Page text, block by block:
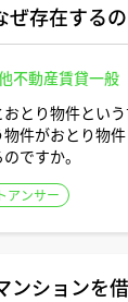
ぜ存在する
不動産賃貸一般
とり物件とい
件がおとり物件
ですか。
アンサー
ンションを